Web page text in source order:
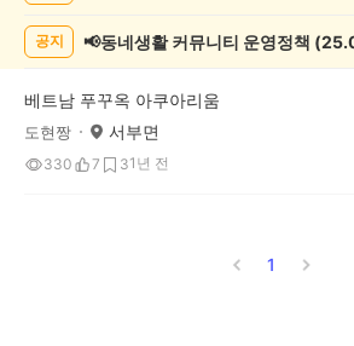
록
공지 📢동네생활 커뮤니티 운영정책
베트남 푸꾸옥 아쿠아리움
도현짱 서부면
330 7 31년 전
1